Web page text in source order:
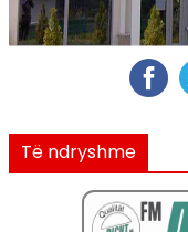
Të ndryshme